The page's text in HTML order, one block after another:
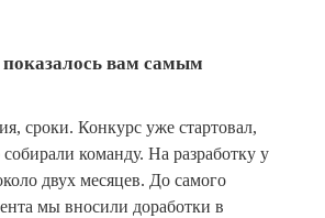
показалось вам самым
сроки. Конкурс уже стартовал,
команду. На разработку у
двух месяцев. До самого
мы вносили доработки в